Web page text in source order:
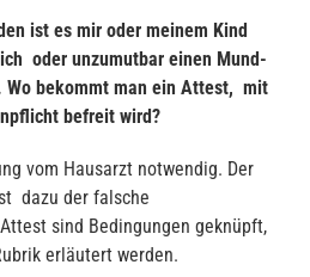
ist es mir oder meinem Kind
oder unzumutbar einen Mund-
Wo bekommt man ein Attest, mit
befreit wird?
vom Hausarzt notwendig. Der
dazu der falsche
sind Bedingungen geknüpft,
erläutert werden.